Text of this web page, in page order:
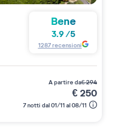
Bene
3.9/5
1287recensioni
a partire da€294
€250
7 notti dal 01/11 al 08/11